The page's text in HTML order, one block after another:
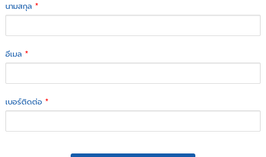
นามสกุล*
อีเมล*
เบอร์ติดต่อ*